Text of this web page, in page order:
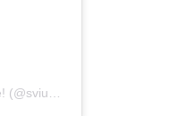
A post shared by Svi u blokade! (@sviublokade.fdu)